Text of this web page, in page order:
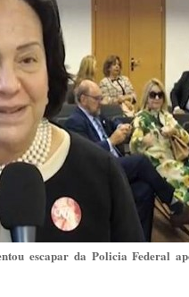
escapar da Policia Federal